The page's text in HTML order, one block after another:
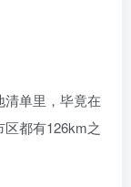
单里，毕竟在
都有126km之